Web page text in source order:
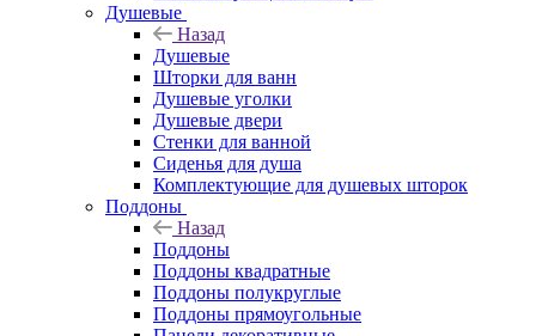
Душевые
Назад
Душевые
Шторки для ванн
Душевые уголки
Душевые двери
Стенки для ванной
Сиденья для душа
Комплектующие для душевых шторок
Поддоны
Назад
Поддоны
Поддоны квадратные
Поддоны полукруглые
Поддоны прямоугольные